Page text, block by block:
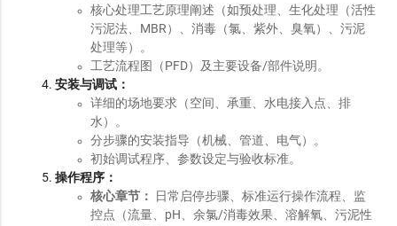
核心处理工艺原理阐述（如预处理、生化处理（活性
污泥法、MBR）、消毒（氯、紫外、臭氧）、污泥
处理等）。
工艺流程图（PFD）及主要设备/部件说明。
安装与调试：
详细的场地要求（空间、承重、水电接入点、排
水）。
分步骤的安装指导（机械、管道、电气）。
初始调试程序、参数设定与验收标准。
操作程序：
核心章节：
日常启停步骤、标准运行操作流程、监
控点（流量、pH、余氯/消毒效果、溶解氧、污泥性